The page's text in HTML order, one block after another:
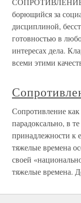
борющийся за
дисциплиной,
готовностью в
интересах дела.
всеми этими
Сопротивление
парадоксально, в
принадлежности к
тяжелые времена
своей
тяжелые времена.